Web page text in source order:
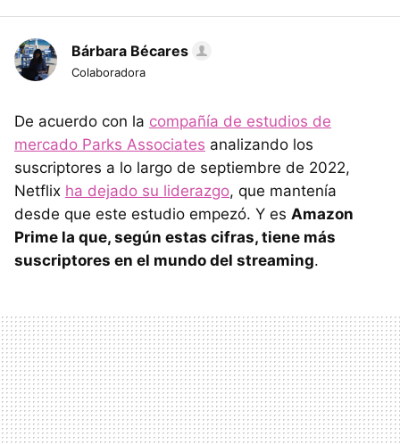
Bárbara Bécares
Colaboradora
De acuerdo con la compañía de estudios de
mercado Parks Associates analizando los
suscriptores a lo largo de septiembre de 2022,
Netflix ha dejado su liderazgo, que mantenía
desde que este estudio empezó. Y es Amazon
Prime la que, según estas cifras, tiene más
suscriptores en el mundo del streaming.